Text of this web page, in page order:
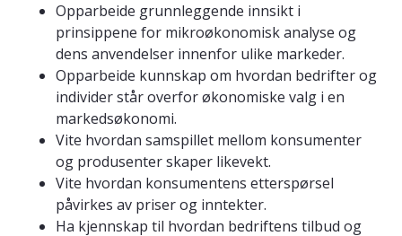
Opparbeide grunnleggende innsikt i
prinsippene for mikroøkonomisk analyse og
dens anvendelser innenfor ulike markeder.
Opparbeide kunnskap om hvordan bedrifter og
individer står overfor økonomiske valg i en
markedsøkonomi.
Vite hvordan samspillet mellom konsumenter
og produsenter skaper likevekt.
Vite hvordan konsumentens etterspørsel
påvirkes av priser og inntekter.
Ha kjennskap til hvordan bedriftens tilbud og